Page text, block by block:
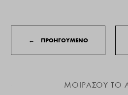
← ΠΡΟΗΓΟΥΜΕΝΟ
ΜΟΙΡΑΣΟΥ ΤΟ